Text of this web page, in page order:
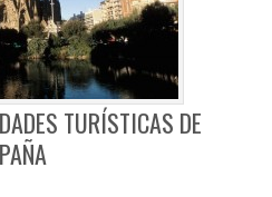
TURÍSTICAS DE